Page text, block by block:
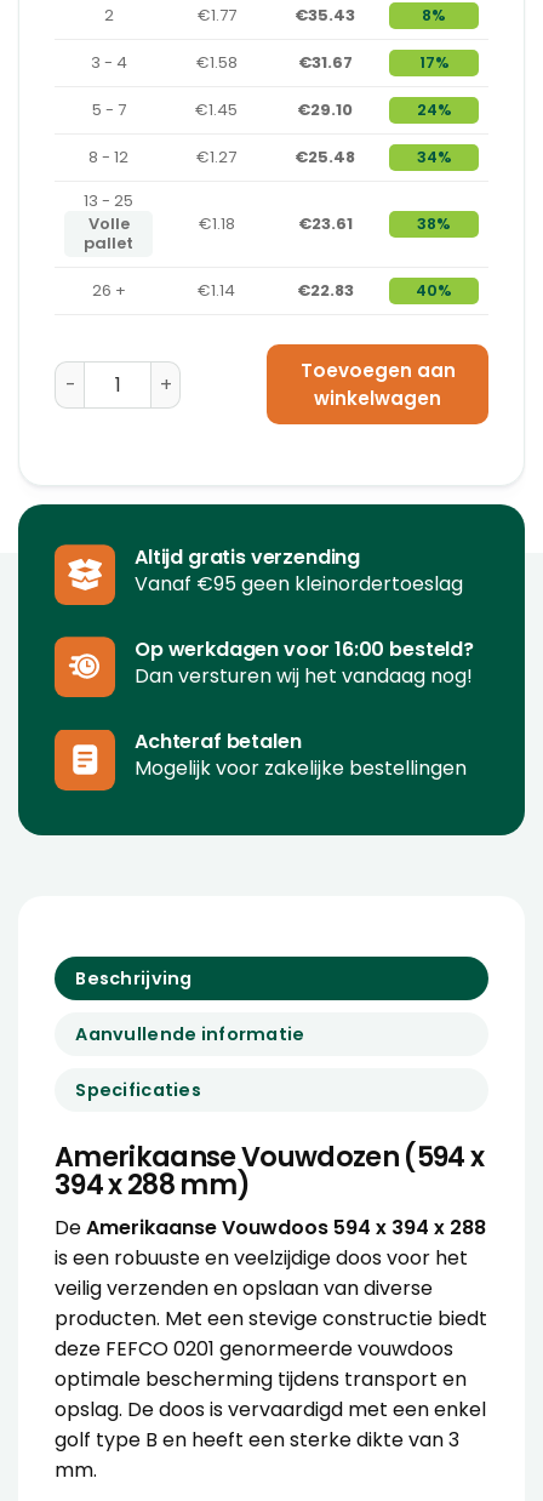
2
€1.77 €35.43 8%
3 - 4 €1.58 €31.67 17%
5 - 7 €1.45 €29.10 24%
8 - 12 €1.27 €25.48
34%
13 - 25
Volle
pallet
€1.18 €23.61 38%
26 + €1.14 €22.83 40%
Amerikaanse Vouwdoos 594 x 394 x 288 - B-Golf
Toevoegen aan
winkelwagen
Altijd gratis verzending
Vanaf €95 geen kleinordertoeslag
Op werkdagen voor 16:00 besteld?
Dan versturen wij het vandaag nog!
Achteraf betalen
Mogelijk voor zakelijke bestellingen
Beschrijving
Aanvullende informatie
Specificaties
Amerikaanse Vouwdozen (594 x
394 x 288 mm)
DeAmerikaanse Vouwdoos 594 x 394 x 288
is een robuuste en veelzijdige doos voor het
veilig verzenden en opslaan van diverse
producten. Met een stevige constructie biedt
deze FEFCO 0201 genormeerde vouwdoos
optimale bescherming tijdens transport en
opslag. De doos is vervaardigd met een enkel
golf type B en heeft een sterke dikte van 3
mm.